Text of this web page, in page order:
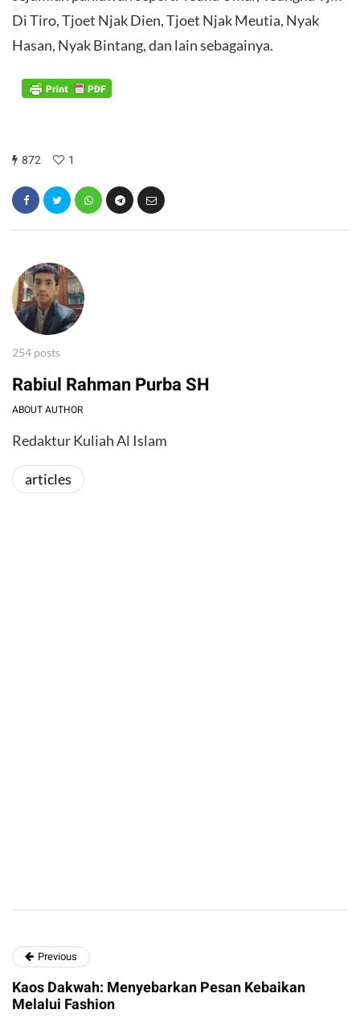
Di Tiro, Tjoet Njak Dien, Tjoet Njak Meutia, Nyak
Hasan, Nyak Bintang, dan lain sebagainya.
872 1
254 posts
Rabiul Rahman Purba SH
ABOUT AUTHOR
Redaktur Kuliah Al Islam
articles
Previous
Kaos Dakwah: Menyebarkan Pesan Kebaikan
Melalui Fashion